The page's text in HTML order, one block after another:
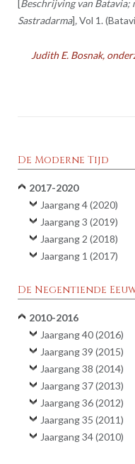
[Beschrijving van Batavia;
Sastradarma],Vol 1.
Judith E. Bosnak,
De Moderne Tijd
2017-2020
Jaargang 4 (2020)
Jaargang 3 (2019)
Jaargang 2 (2018)
Jaargang 1 (2017)
De Negentiende
2010-2016
Jaargang 40 (2016)
Jaargang 39 (2015)
Jaargang 38 (2014)
Jaargang 37 (2013)
Jaargang 36 (2012)
Jaargang 35 (2011)
Jaargang 34 (2010)